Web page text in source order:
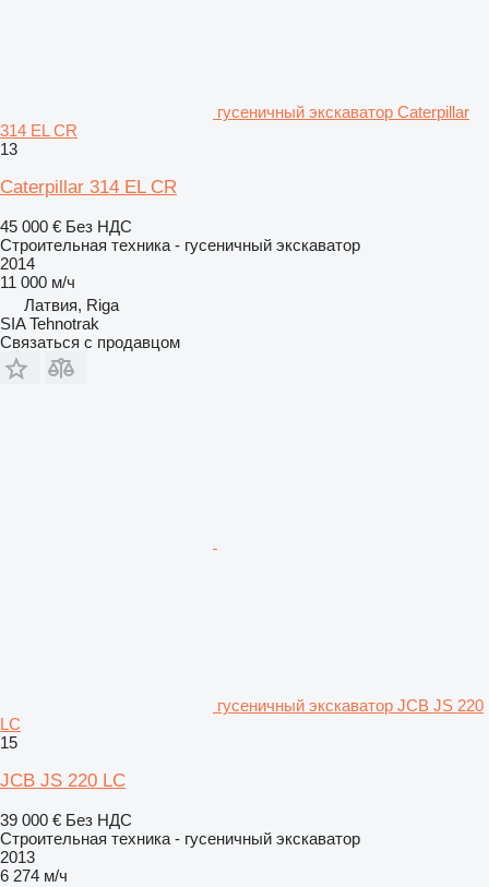
гусеничный экскаватор Caterpillar
314 EL CR
13
Caterpillar 314 EL CR
45 000 € Без НДС
Строительная техника - гусеничный экскаватор
2014
11 000 м/ч
Латвия, Riga
SIA Tehnotrak
Связаться с продавцом
гусеничный экскаватор JCB JS 220
LC
15
JCB JS 220 LC
39 000 € Без НДС
Строительная техника - гусеничный экскаватор
2013
6 274 м/ч